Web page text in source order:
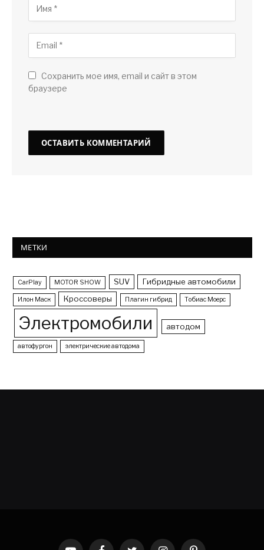
Сохранить мое имя, email и сайт в этом
браузере
МЕТКИ
CarPlay MOTOR SHOW SUV Гибридные автомобили
Илон Маск Кроссоверы Плагин гибрид Тобиас Моерс
Электромобили автодом
автофургон электрические автодома